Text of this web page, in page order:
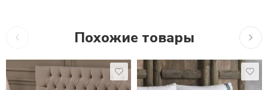
Похожие товары